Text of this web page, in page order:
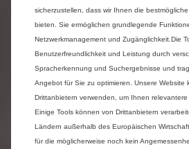
Aber Citroën bringt
als nur automobile
beide Partner teilen
gemeinsame Vision: „
alle“ trifft auf „
befeuert durch den
und die Leidenschaft
Kooperationspartner
Wassersport.
sicherzustellen, dass wir Ihnen die
bieten. Sie ermöglichen grundlegende
Netzwerkmanagement und Zugänglichkeit.Die
Benutzerfreundlichkeit und Leistung durch
Spracherkennung und Suchergebnisse und
Angebot für Sie zu optimieren. Unsere Website
Drittanbietern verwenden, um Ihnen relevantere
Einige Tools können von Drittanbietern
Ländern außerhalb des Europäischen
für die möglicherweise noch kein